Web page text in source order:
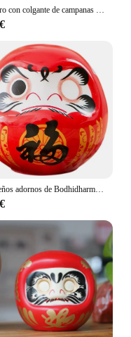
Llavero con colgante de campanas de Daruma de gato de la suerte japonés, llavero multicolor DIY, regalo de joyería con dijes de buena fortuna
Pequeños adornos de Bodhidharma, estatua de riqueza Daruma, figuras de Daruma japonesas de cerámica, juguetes